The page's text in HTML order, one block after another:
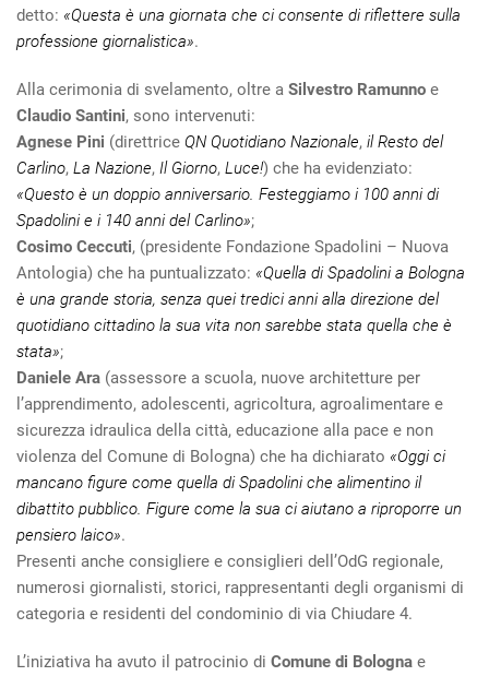
detto: «Questa è una giornata che ci consente di riflettere sulla
professione giornalistica».
Alla cerimonia di svelamento, oltre a Silvestro Ramunno e
Claudio Santini, sono intervenuti:
Agnese Pini (direttrice QN Quotidiano Nazionale, il Resto del
Carlino, La Nazione, Il Giorno, Luce!) che ha evidenziato:
«Questo è un doppio anniversario. Festeggiamo i 100 anni di
Spadolini e i 140 anni del Carlino»;
Cosimo Ceccuti, (presidente Fondazione Spadolini – Nuova
Antologia) che ha puntualizzato: «Quella di Spadolini a Bologna
è una grande storia, senza quei tredici anni alla direzione del
quotidiano cittadino la sua vita non sarebbe stata quella che è
stata»;
Daniele Ara (assessore a scuola, nuove architetture per
l’apprendimento, adolescenti, agricoltura, agroalimentare e
sicurezza idraulica della città, educazione alla pace e non
violenza del Comune di Bologna) che ha dichiarato «Oggi ci
mancano figure come quella di Spadolini che alimentino il
dibattito pubblico. Figure come la sua ci aiutano a riproporre un
pensiero laico».
Presenti anche consigliere e consiglieri dell’OdG regionale,
numerosi giornalisti, storici, rappresentanti degli organismi di
categoria e residenti del condominio di via Chiudare 4.
L’iniziativa ha avuto il patrocinio di Comune di Bologna e